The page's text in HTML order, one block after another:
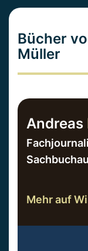
Bücher
Müller
Andreas
Mehr auf